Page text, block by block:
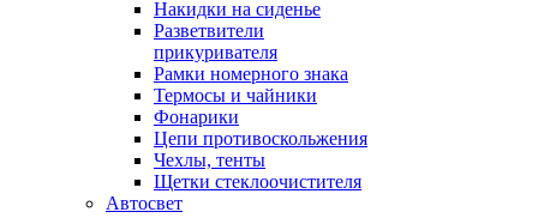
Накидки на сиденье
Разветвители
прикуривателя
Рамки номерного знака
Термосы и чайники
Фонарики
Цепи противоскольжения
Чехлы, тенты
Щетки стеклоочистителя
Автосвет